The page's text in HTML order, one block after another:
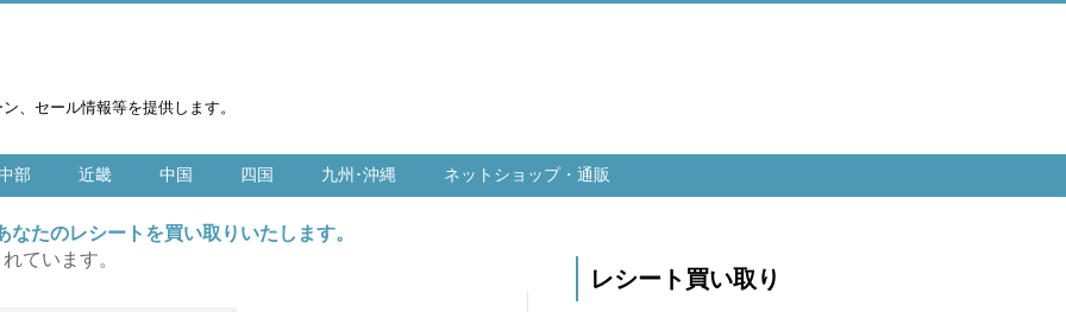
、セール情報等を提供します。
部 近畿 中国 四国 九州･沖縄 ネットショップ・通販
たのレシートを買い取りいたします。
ています。
レシート買い取り